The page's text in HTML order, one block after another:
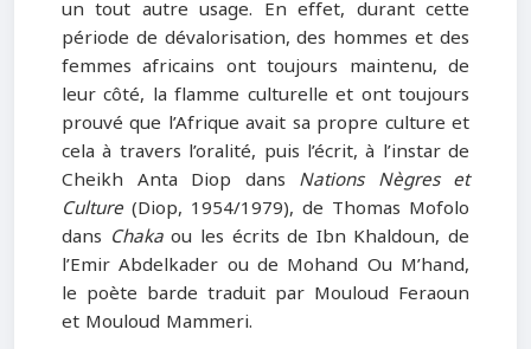
un tout autre usage. En effet, durant cette
période de dévalorisation, des hommes et des
femmes africains ont toujours maintenu, de
leur côté, la flamme culturelle et ont toujours
prouvé que l’Afrique avait sa propre culture et
cela à travers l’oralité, puis l’écrit, à l’instar de
Cheikh Anta Diop dans Nations Nègres et
Culture (Diop, 1954/1979), de Thomas Mofolo
dans Chakaou les écrits de Ibn Khaldoun, de
l’Emir Abdelkader ou de Mohand Ou M’hand,
le poète barde traduit par Mouloud Feraoun
et Mouloud Mammeri.